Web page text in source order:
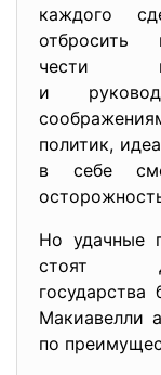
каждого
чести
и
политик,
в себе
Но удачные
стоят
Макиавелли
по